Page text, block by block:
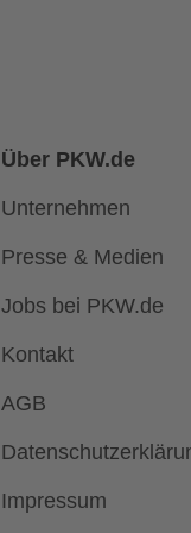
Über PKW.de
Unternehmen
Presse & Medien
Jobs bei PKW.de
Kontakt
AGB
Impressum